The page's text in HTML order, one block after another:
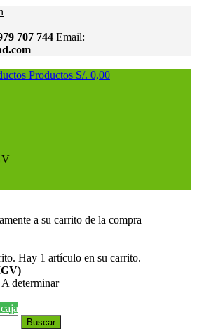
707 744 Email:
Productos S/. 0,00
a su carrito de la compra
Hay 1 artículo en su carrito.
A determinar
Buscar